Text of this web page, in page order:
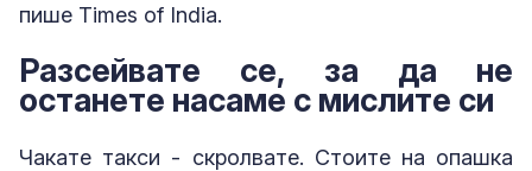
пише Times of India.
Разсейвате се, за да не
останете насаме с мислите си
Чакате такси - скролвате. Стоите на опашка